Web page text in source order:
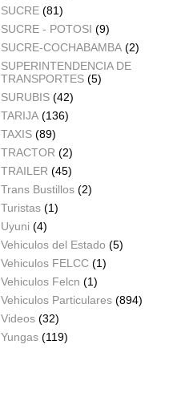
SUCRE (81)
SUCRE - POTOSI (9)
SUCRE-COCHABAMBA (2)
SUPERINTENDENCIA DE
TRANSPORTES (5)
SURUBIS (42)
TARIJA (136)
TAXIS (89)
TRACTOR (2)
TRAILER (45)
Trans Bustillos (2)
Turistas (1)
Uyuni (4)
Vehiculos del Estado (5)
Vehiculos FELCC (1)
Vehiculos Felcn (1)
Vehiculos Particulares (894)
Videos (32)
Yungas (119)